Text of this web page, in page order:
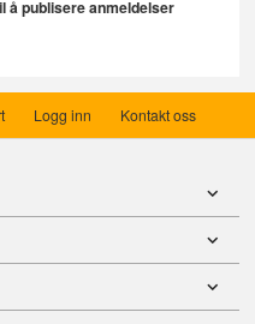
å publisere anmeldelser
Logg inn Kontakt oss